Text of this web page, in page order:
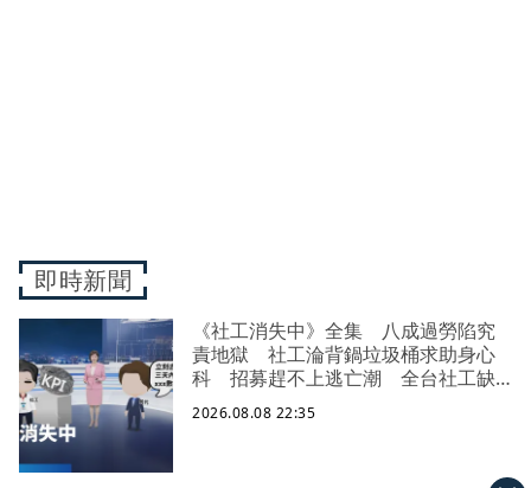
即時新聞
《社工消失中》全集 八成過勞陷究
責地獄 社工淪背鍋垃圾桶求助身心
科 招募趕不上逃亡潮 全台社工缺
口警報 揭薪資回捐黑幕 血汗錢遭
剝削
2026.08.08 22:35